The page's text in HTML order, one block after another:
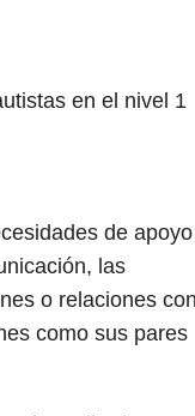
en el nivel 1
de apoyo
las
o relaciones con
como sus pares